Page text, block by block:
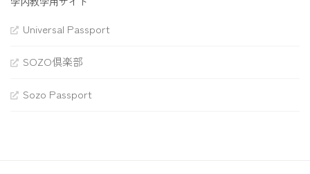
Universal Passport
SOZO倶楽部
Sozo Passport